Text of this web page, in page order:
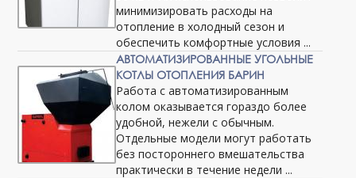
минимизировать расходы на
отопление в холодный сезон и
обеспечить комфортные условия ...
АВТОМАТИЗИРОВАННЫЕ УГОЛЬНЫЕ
КОТЛЫ ОТОПЛЕНИЯ БАРИН
Работа с автоматизированным
колом оказывается гораздо более
удобной, нежели с обычным.
Отдельные модели могут работать
без постороннего вмешательства
практически в течение недели ...